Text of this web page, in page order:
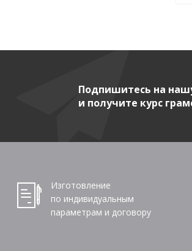
Подпишитесь на
и получите курс
Изготовление
по индивидуальным
параметрам и договору